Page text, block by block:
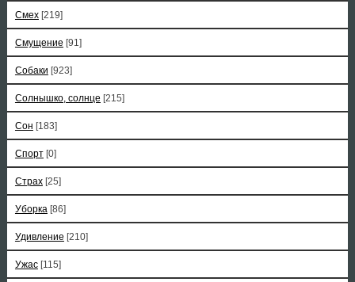
Смех [219]
Смущение [91]
Собаки [923]
Солнышко, солнце [215]
Сон [183]
Спорт [0]
Страх [25]
Уборка [86]
Удивление [210]
Ужас [115]